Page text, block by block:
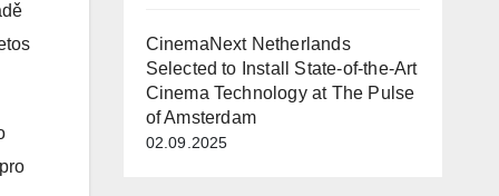
CinemaNext Netherlands
Selected to Install State-of-the-Art
Cinema Technology at The Pulse
of Amsterdam
02.09.2025